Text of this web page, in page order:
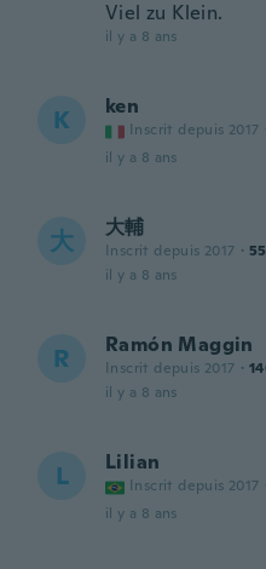
Viel zu Klein.
il y a 8 ans
K ken
Inscrit depuis 2017
il y a 8 ans
大 大輔
Inscrit depuis 2017 · 55
il y a 8 ans
R Ramón Maggin
Inscrit depuis 2017 ·
il y a 8 ans
L Lilian
Inscrit depuis 2017
il y a 8 ans